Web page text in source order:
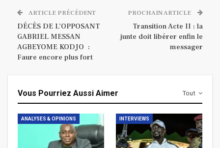
ARTICLE PRÉCÉDENT
DÉCÈS DE L’OPPOSANT
GABRIEL MESSAN
AGBEYOME KODJO :
Faure encore plus fort
PROCHAIN ARTICLE
Transition Acte II : la
junte doit libérer enfin le
messager
Tout
Vous Pourriez Aussi Aimer
ANALYSES & OPINIONS INTERVIEWS